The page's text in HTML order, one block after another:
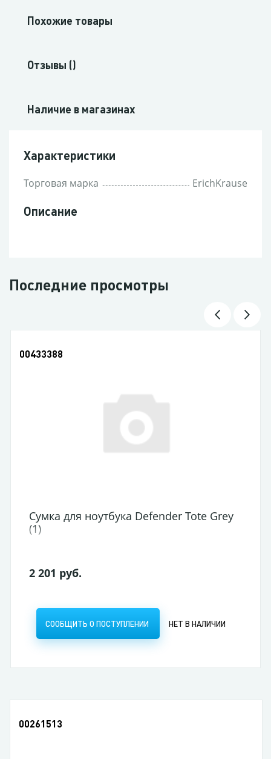
Похожие товары
Отзывы ()
Наличие в магазинах
Характеристики
Торговая марка ErichKrause
Описание
Последние просмотры
00261513